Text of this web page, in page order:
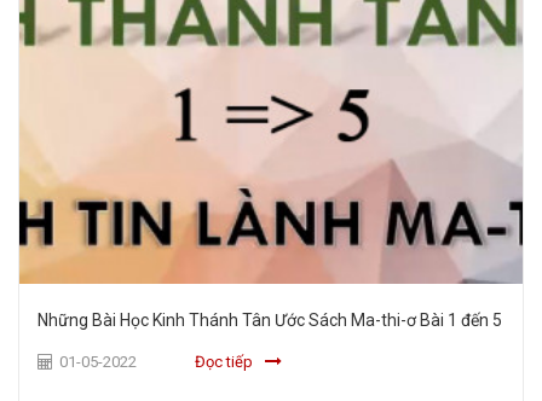
Những Bài Học Kinh Thánh Tân Ước Sách Ma-thi-ơ Bài 1 đến 5
01-05-2022 Đọc tiếp